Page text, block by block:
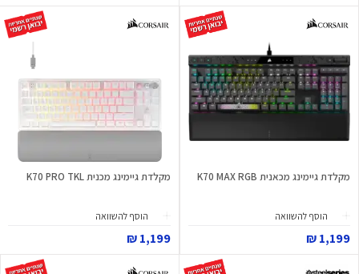
מקלדת גיימינג מכאנית K70 MAX RGB
הוסף להשוואה
1,199 ₪
מקלדת גיימינג מכנית K70 PRO TKL
הוסף להשוואה
1,199 ₪